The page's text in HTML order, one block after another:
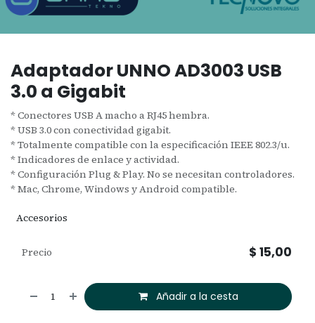
Adaptador UNNO AD3003 USB
3.0 a Gigabit
* Conectores USB A macho a RJ45 hembra.
* USB 3.0 con conectividad gigabit.
* Totalmente compatible con la especificación IEEE 802.3/u.
* Indicadores de enlace y actividad.
* Configuración Plug & Play. No se necesitan controladores.
* Mac, Chrome, Windows y Android compatible.
Accesorios
Añadir a la cesta
Precio $ 15,00